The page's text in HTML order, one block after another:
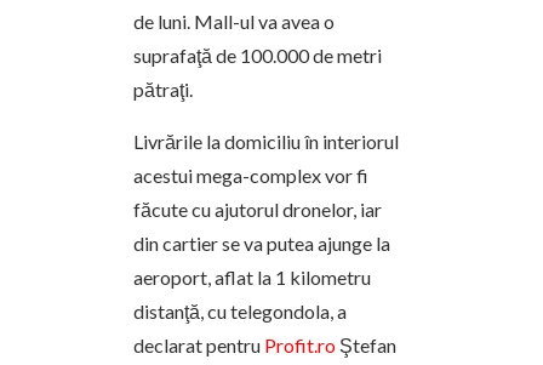
de luni. Mall-ul va avea o
suprafaţă de 100.000 de metri
pătraţi.
Livrările la domiciliu în interiorul
acestui mega-complex vor fi
făcute cu ajutorul dronelor, iar
din cartier se va putea ajunge la
aeroport, aflat la 1 kilometru
distanţă, cu telegondola, a
declarat pentru Profit.ro Ştefan